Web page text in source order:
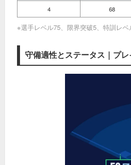
4 68
※選手レベル75、限界突破5、特訓レ
守備適性とステータス｜プ